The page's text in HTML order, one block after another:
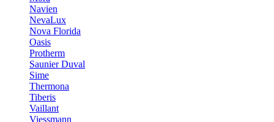
Navien
NevaLux
Nova Florida
Oasis
Protherm
Saunier Duval
Sime
Thermona
Tiberis
Vaillant
Viessmann